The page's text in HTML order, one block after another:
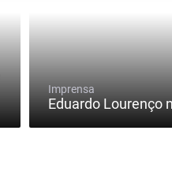
Imprensa
Eduardo Lourenço